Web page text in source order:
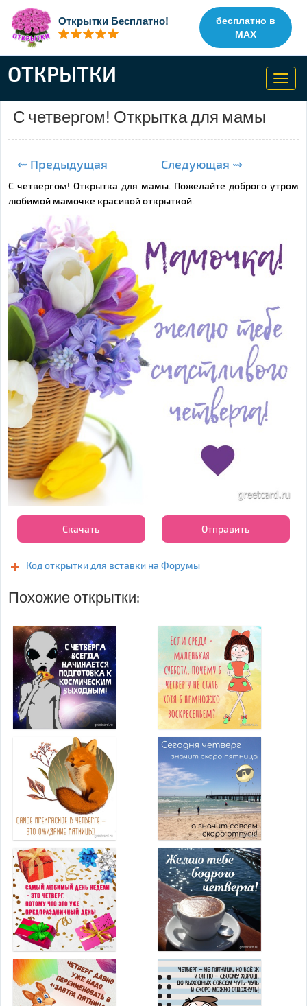
Открытки Бесплатно!
бесплатно в
MAX
ОТКРЫТКИ
С четвергом! Открытка для мамы
⇜ Предыдущая Следующая ⇝
С четвергом! Открытка для мамы. Пожелайте доброго утром
любимой мамочке красивой открыткой.
Скачать Отправить
Код открытки для вставки на Форумы
Похожие открытки: